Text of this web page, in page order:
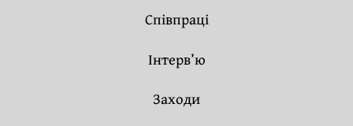
Співпраці
Інтерв’ю
Заходи